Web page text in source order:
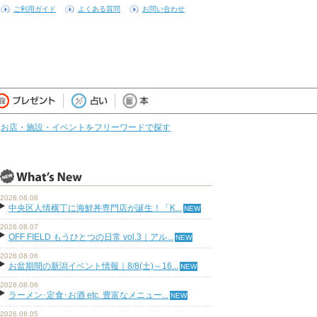
ご利用ガイド よくある質問 お問い合わせ
お店・施設・イベントをフリーワードで探す
2026.08.08
中央区人情横丁に海鮮丼専門店が誕生！「K...
2026.08.07
OFF FIELD もうひとつの日常 vol.3｜アル...
2026.08.06
お盆期間の新潟イベント情報｜8/8(土)～16...
2026.08.06
ラーメン･定食･お酒 etc. 豊富なメニュー...
2026.08.05